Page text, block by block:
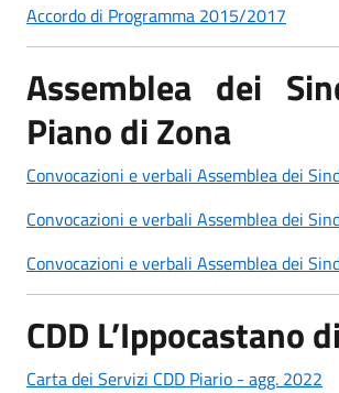
Accordo di Programma 2015/2017
Assemblea dei
Piano di Zona
Convocazioni e verbali Assemblea dei
Convocazioni e verbali Assemblea dei
Convocazioni e verbali Assemblea dei
CDD L’Ippocastano
Carta dei Servizi CDD Piario - agg. 2022